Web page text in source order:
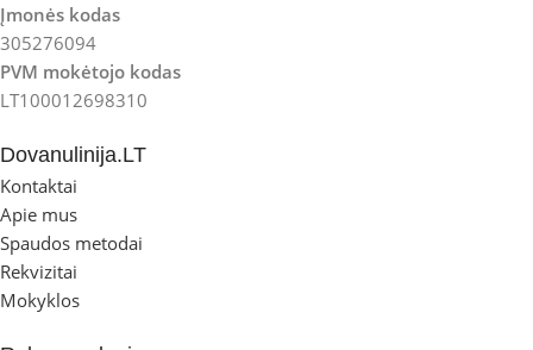
Įmonės kodas
305276094
PVM mokėtojo kodas
LT100012698310
Dovanulinija.LT
Kontaktai
Apie mus
Spaudos metodai
Rekvizitai
Mokyklos